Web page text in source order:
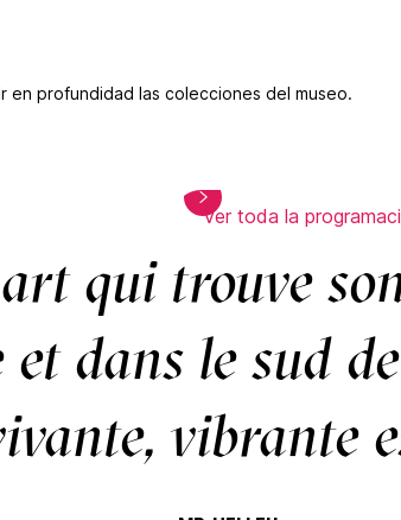
en profundidad las colecciones del museo.
Ver toda la
qui trouve
dans le sud
vibrante